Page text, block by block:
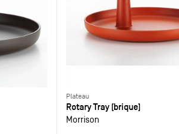
Plateau
Rotary Tray (brique)
Morrison